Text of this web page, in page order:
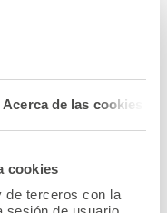
Acerca de las cookies
cookies
de terceros con la
A.M.A. en la
de los profesionales
adapte a sus
Entre otras
la garantía de
novedoso servicio